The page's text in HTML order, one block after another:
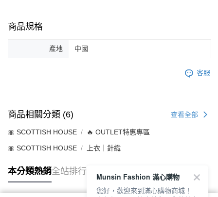
商品規格
產地 中國
客服
商品相關分類 (6) 查看全部
🎀 SCOTTISH HOUSE 🔥 OUTLET特惠專區
🎀 SCOTTISH HOUSE 上衣｜針織
本分類熱銷全站排行
Munsin Fashion 滿心購物
您好，歡迎來到滿心購物商城！